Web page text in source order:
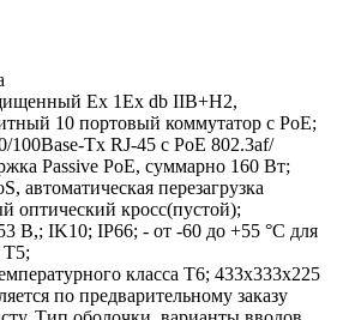
Ex 1Ex db IIB+H2,
10 портовый коммутатор с РоЕ;
100Base-Tx RJ-45 с PoE 802.3af/
Passive PoE, суммарно 160 Вт;
автоматическая перезагрузка
оптический кросс(пустой);
В,; IK10; IP66; - от -60 до +55 °С для
Т5;
класса Т6; 433х333х225
по предварительному заказу